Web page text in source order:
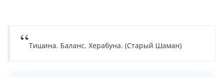
Тишина. Баланс. Херабуна. (Старый Шаман)